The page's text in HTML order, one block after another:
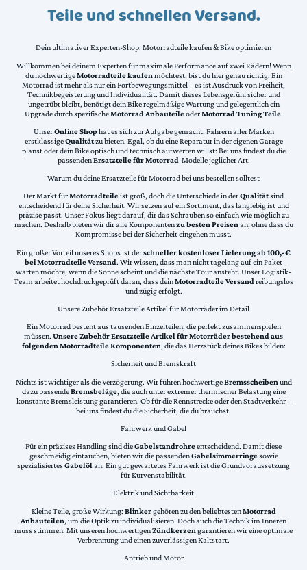
Teile und schnellen Versand.
Dein ultimativer Experten-Shop: Motorradteile kaufen & Bike optimieren
Willkommen bei deinem Experten für maximale Performance auf zwei Rädern! Wenn
du hochwertigeMotorradteile kaufen möchtest, bist du hier genau richtig. Ein
Motorrad ist mehr als nur ein Fortbewegungsmittel – es ist Ausdruck von Freiheit,
Technikbegeisterung und Individualität. Damit dieses Lebensgefühl sicher und
ungetrübt bleibt, benötigt dein Bike regelmäßige Wartung und gelegentlich ein
Upgrade durch spezifischeMotorrad AnbauteileoderMotorrad Tuning Teile.
UnserOnline Shophat es sich zur Aufgabe gemacht, Fahrern aller Marken
erstklassigeQualitätzu bieten. Egal, ob du eine Reparatur in der eigenen Garage
planst oder dein Bike optisch und technisch aufwerten willst: Bei uns findest du die
passendenErsatzteile für Motorrad-Modelle jeglicher Art.
Warum du deine Ersatzteile für Motorrad bei uns bestellen solltest
Der Markt fürMotorradteileist groß, doch die Unterschiede in derQualitätsind
entscheidend für deine Sicherheit. Wir setzen auf ein Sortiment, das langlebig ist und
präzise passt. Unser Fokus liegt darauf, dir das Schrauben so einfach wie möglich zu
machen. Deshalb bieten wir dir alle Komponentenzu besten Preisenan, ohne dass du
Kompromisse bei der Sicherheit eingehen musst.
Ein großer Vorteil unseres Shops ist derschneller kostenloser Lieferung ab 100,-€
bei Motorradteile Versand. Wir wissen, dass man nicht tagelang auf ein Paket
warten möchte, wenn die Sonne scheint und die nächste Tour ansteht. Unser Logistik-
Team arbeitet hochdruckgeprüft daran, dass deinMotorradteile Versand reibungslos
und zügig erfolgt.
Unsere Zubehör Ersatzteile Artikel für Motorräder im Detail
Ein Motorrad besteht aus tausenden Einzelteilen, die perfekt zusammenspielen
müssen. Unsere Zubehör Ersatzteile Artikel für Motorräder bestehend aus
folgenden Motorradteile Komponenten, die das Herzstück deines Bikes bilden:
Sicherheit und Bremskraft
Nichts ist wichtiger als die Verzögerung. Wir führen hochwertigeBremsscheiben und
dazu passendeBremsbeläge, die auch unter extremer thermischer Belastung eine
konstante Bremsleistung garantieren. Ob für die Rennstrecke oder den Stadtverkehr –
bei uns findest du die Sicherheit, die du brauchst.
Fahrwerk und Gabel
Für ein präzises Handling sind dieGabelstandrohreentscheidend. Damit diese
geschmeidig eintauchen, bieten wir die passendenGabelsimmerringesowie
spezialisiertesGabelölan. Ein gut gewartetes Fahrwerk ist die Grundvoraussetzung
für Kurvenstabilität.
Elektrik und Sichtbarkeit
Kleine Teile, große Wirkung: Blinkergehören zu den beliebtestenMotorrad
Anbauteilen, um die Optik zu individualisieren. Doch auch die Technik im Inneren
muss stimmen. Mit unseren hochwertigenZündkerzen garantieren wir eine optimale
Verbrennung und einen zuverlässigen Kaltstart.
Antrieb und Motor